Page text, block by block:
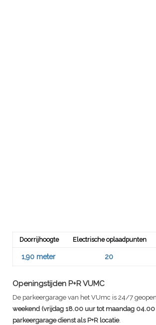
Doorrijhoogte Electrische oplaadpunten
1,90 meter 20
Openingstijden P+R VUMC
De parkeergarage van het VUmc is 24/7
weekend (vrijdag 18.00 uur tot maandag 04.00
parkeergarage dienst als P+R locatie.